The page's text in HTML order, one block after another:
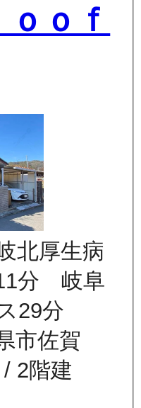
ｏｆ
北厚生病
分 岐阜
29分
市佐賀
/ 2階建